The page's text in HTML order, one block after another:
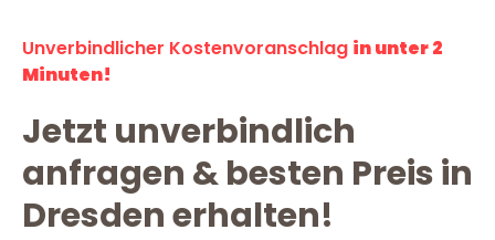
Unverbindlicher Kostenvoranschlag in unter 2
Minuten!
Jetzt unverbindlich
anfragen & besten Preis in
Dresden erhalten!